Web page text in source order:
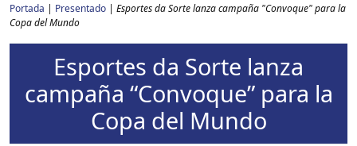
Portada | Presentado | Esportes da Sorte lanza campaña "Convoque" para la
Copa del Mundo
Esportes da Sorte lanza
campaña “Convoque” para la
Copa del Mundo